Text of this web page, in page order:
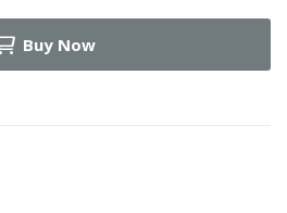
Buy Now